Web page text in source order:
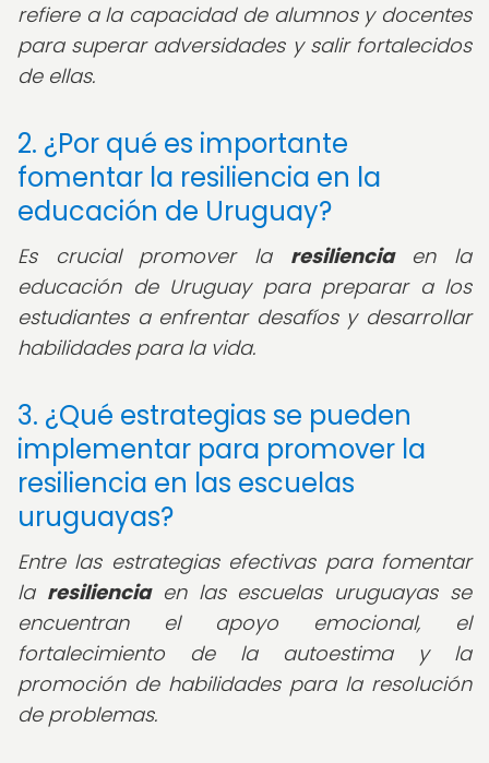
refiere a la capacidad de alumnos y docentes
para superar adversidades y salir fortalecidos
de ellas.
2. ¿Por qué es importante
fomentar la resiliencia en la
educación de Uruguay?
Es crucial promover la resilienciaen la
educación de Uruguay para preparar a los
estudiantes a enfrentar desafíos y desarrollar
habilidades para la vida.
3. ¿Qué estrategias se pueden
implementar para promover la
resiliencia en las escuelas
uruguayas?
Entre las estrategias efectivas para fomentar
la resilienciaen las escuelas uruguayas se
encuentran el apoyo emocional, el
fortalecimiento de la autoestima y la
promoción de habilidades para la resolución
de problemas.